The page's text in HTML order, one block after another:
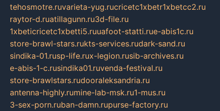
tehosmotre.ruvarieta-yug.rucricetc1xbetr1xbetcc2.ru
raytor-d.ruatillagunn.ru3d-file.ru
1xbeticricetc1xbetti5.ruuafoot-statti.rue-abis1c.ru
store-brawl-stars.rukts-services.rudark-sand.ru
sindika-01.rusp-life.rux-legion.rusib-archives.ru
e-abis-1-c.rusindika01.ruvenda-festival.ru
store-brawlstars.rudooraleksandria.ru
antenna-highly.rumine-lab-msk.ru1-mus.ru
3-sex-porn.ruban-damn.rupurse-factory.ru